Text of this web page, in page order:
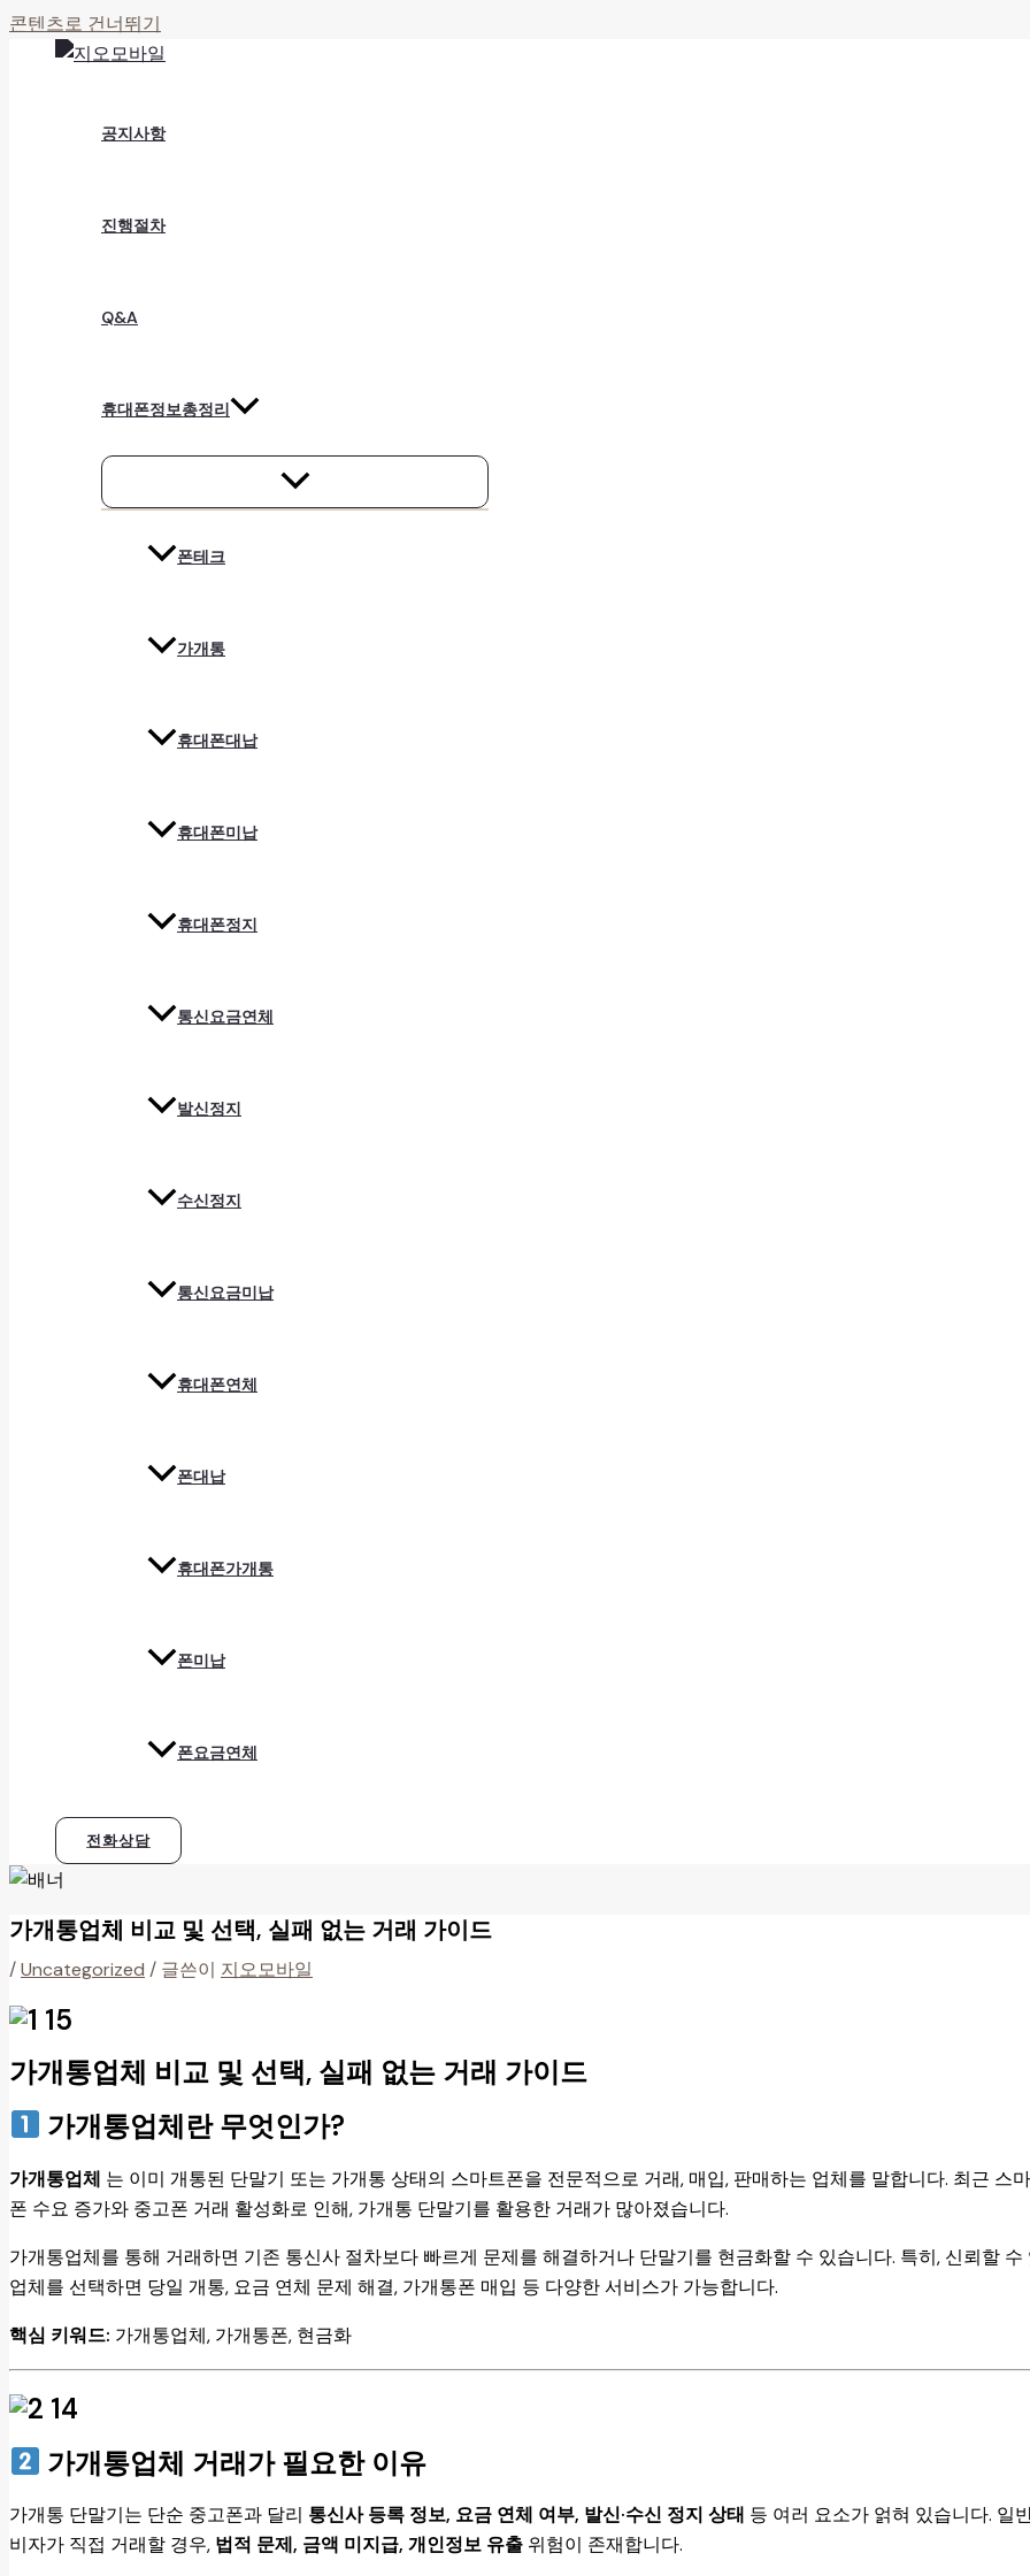
콘텐츠로 건너뛰기
공지사항
진행절차
Q&A
휴대폰정보총정리
폰테크
가개통
휴대폰대납
휴대폰미납
휴대폰정지
통신요금연체
발신정지
수신정지
통신요금미납
휴대폰연체
폰대납
휴대폰가개통
폰미납
폰요금연체
전화상담
가개통업체 비교 및 선택, 실패 없는 거래 가이드
/Uncategorized / 글쓴이 지오모바일
가개통업체 비교 및 선택, 실패 없는 거래 가이드
가개통업체란 무엇인가?
가개통업체 는 이미 개통된 단말기 또는 가개통 상태의 스마트폰을 전문적으로 거래, 매입, 판매하는 업체를 말합니다. 최근 스
폰 수요 증가와 중고폰 거래 활성화로 인해, 가개통 단말기를 활용한 거래가 많아졌습니다.
가개통업체를 통해 거래하면 기존 통신사 절차보다 빠르게 문제를 해결하거나 단말기를 현금화할 수 있습니다. 특히, 신뢰할 수
업체를 선택하면 당일 개통, 요금 연체 문제 해결, 가개통폰 매입 등 다양한 서비스가 가능합니다.
핵심 키워드: 가개통업체, 가개통폰, 현금화
가개통업체 거래가 필요한 이유
가개통 단말기는 단순 중고폰과 달리 통신사 등록 정보, 요금 연체 여부, 발신·수신 정지 상태 등 여러 요소가 얽혀 있습니다. 일
비자가 직접 거래할 경우, 법적 문제, 금액 미지급, 개인정보 유출 위험이 존재합니다.